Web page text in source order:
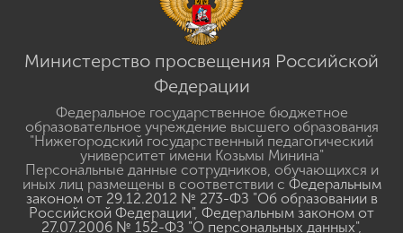
Министерство просвещения Российской
Федерации
Федеральное государственное бюджетное
образовательное учреждение высшего образования
"Нижегородский государственный педагогический
университет имени Козьмы Минина"
Персональные данные сотрудников, обучающихся и
иных лиц размещены в соответствии с Федеральным
законом от 29.12.2012 № 273-ФЗ "Об образовании в
Российской Федерации", Федеральным законом от
27.07.2006 № 152-ФЗ "О персональных данных",